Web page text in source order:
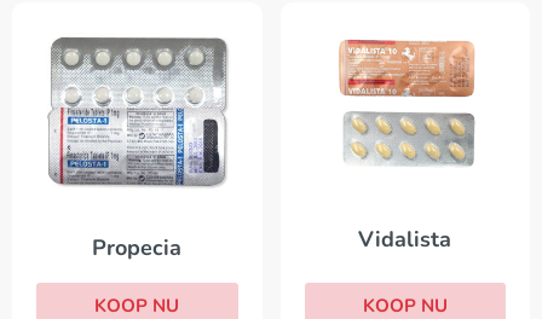
Propecia
KOOP NU
Vidalista
KOOP NU